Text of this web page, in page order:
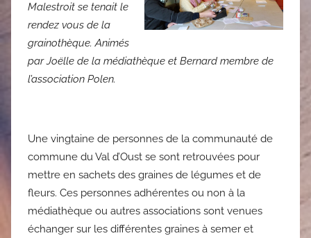
Malestroit se tenait le
rendez vous de la
grainothèque. Animés
par Joëlle de la médiathèque et Bernard membre de
l’association Polen.
Une vingtaine de personnes de la communauté de
commune du Val d’Oust se sont retrouvées pour
mettre en sachets des graines de légumes et de
fleurs. Ces personnes adhérentes ou non à la
médiathèque ou autres associations sont venues
échanger sur les différentes graines à semer et